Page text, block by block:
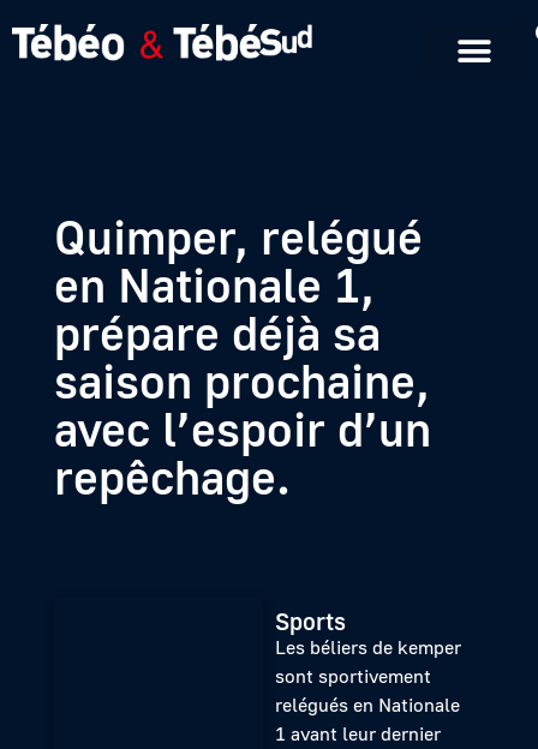
Quimper, relégué
en Nationale 1,
prépare déjà sa
saison prochaine,
avec l’espoir d’un
repêchage.
Sports
Les béliers de kemper
sont sportivement
relégués en Nationale
1 avant leur dernier